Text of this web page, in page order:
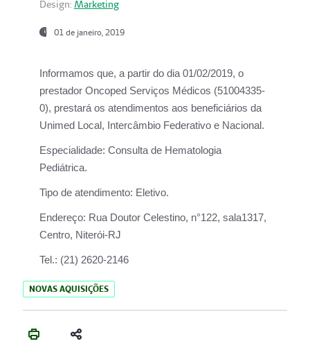
Design: Marketing
01 de janeiro, 2019
Informamos que, a partir do dia 01/02/2019, o
prestador Oncoped Serviços Médicos (51004335-
0), prestará os atendimentos aos beneficiários da
Unimed Local, Intercâmbio Federativo e Nacional.
Especialidade: Consulta de Hematologia
Pediátrica.
Tipo de atendimento: Eletivo.
Endereço: Rua Doutor Celestino, n°122, sala1317,
Centro, Niterói-RJ
Tel.: (21) 2620-2146
NOVAS AQUISIÇÕES